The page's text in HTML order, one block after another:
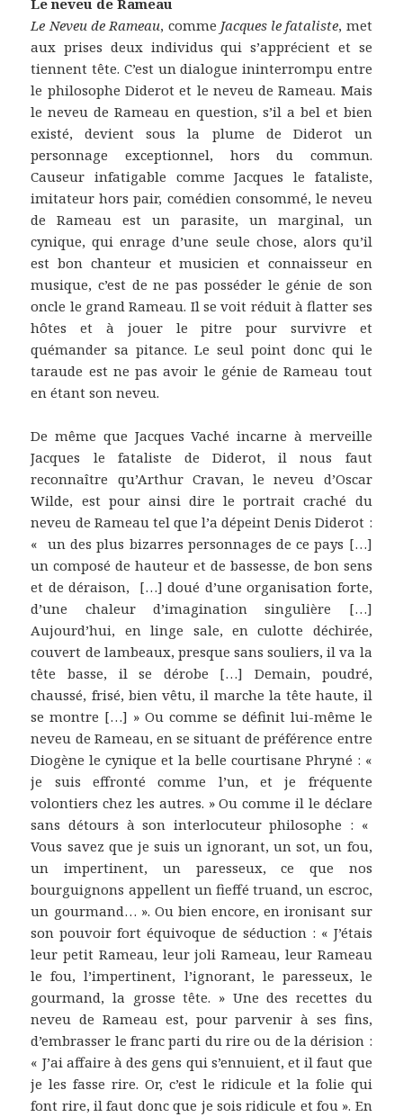
Le neveu de Rameau
Le Neveu de Rameau, comme Jacques le fataliste, met
aux prises deux individus qui s’apprécient et se
tiennent tête. C’est un dialogue ininterrompu entre
le philosophe Diderot et le neveu de Rameau. Mais
le neveu de Rameau en question, s’il a bel et bien
existé, devient sous la plume de Diderot un
personnage exceptionnel, hors du commun.
Causeur infatigable comme Jacques le fataliste,
imitateur hors pair, comédien consommé, le neveu
de Rameau est un parasite, un marginal, un
cynique, qui enrage d’une seule chose, alors qu’il
est bon chanteur et musicien et connaisseur en
musique, c’est de ne pas posséder le génie de son
oncle le grand Rameau. Il se voit réduit à flatter ses
hôtes et à jouer le pitre pour survivre et
quémander sa pitance. Le seul point donc qui le
taraude est ne pas avoir le génie de Rameau tout
en étant son neveu.
De même que Jacques Vaché incarne à merveille
Jacques le fataliste de Diderot, il nous faut
reconnaître qu’Arthur Cravan, le neveu d’Oscar
Wilde, est pour ainsi dire le portrait craché du
neveu de Rameau tel que l’a dépeint Denis Diderot :
« un des plus bizarres personnages de ce pays […]
un composé de hauteur et de bassesse, de bon sens
et de déraison, […] doué d’une organisation forte,
d’une chaleur d’imagination singulière […]
Aujourd’hui, en linge sale, en culotte déchirée,
couvert de lambeaux, presque sans souliers, il va la
tête basse, il se dérobe […] Demain, poudré,
chaussé, frisé, bien vêtu, il marche la tête haute, il
se montre […] » Ou comme se définit lui-même le
neveu de Rameau, en se situant de préférence entre
Diogène le cynique et la belle courtisane Phryné : «
je suis effronté comme l’un, et je fréquente
volontiers chez les autres. » Ou comme il le déclare
sans détours à son interlocuteur philosophe : «
Vous savez que je suis un ignorant, un sot, un fou,
un impertinent, un paresseux, ce que nos
bourguignons appellent un fieffé truand, un escroc,
un gourmand… ». Ou bien encore, en ironisant sur
son pouvoir fort équivoque de séduction : « J’étais
leur petit Rameau, leur joli Rameau, leur Rameau
le fou, l’impertinent, l’ignorant, le paresseux, le
gourmand, la grosse tête. » Une des recettes du
neveu de Rameau est, pour parvenir à ses fins,
d’embrasser le franc parti du rire ou de la dérision :
« J’ai affaire à des gens qui s’ennuient, et il faut que
je les fasse rire. Or, c’est le ridicule et la folie qui
font rire, il faut donc que je sois ridicule et fou ». En